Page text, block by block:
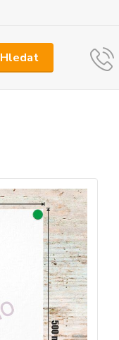
Hledat